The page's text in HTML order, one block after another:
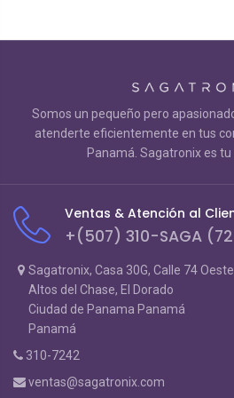
Somos un pequeño pero
atenderte eficientemente en tus
Panamá. Sagatronix es
Ventas & Atención al
+(507) 310-SAGA
Sagatronix, Casa 30G, Calle 74
Altos del Chase, El Dorado
Ciudad de Panama Panamá
Panamá
310-7242
ventas@sagatronix.com